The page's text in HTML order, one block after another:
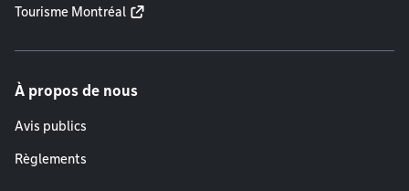
Tourisme Montréal
À propos de nous
Avis publics
Règlements